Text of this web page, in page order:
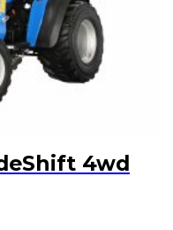
4wd